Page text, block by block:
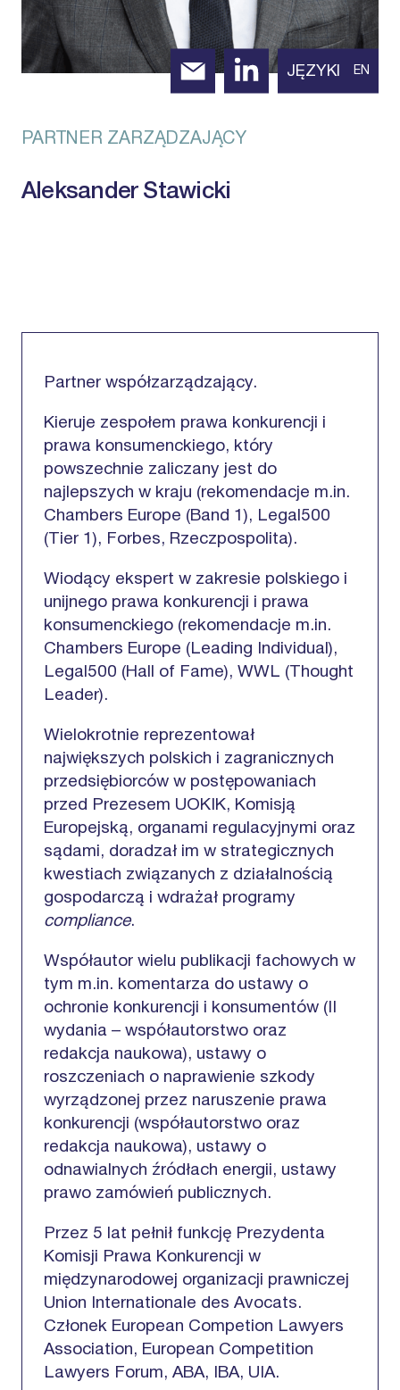
JĘZYKI EN
PARTNER ZARZĄDZAJĄCY
Aleksander Stawicki
Partner współzarządzający.
Kieruje zespołem prawa konkurencji i
prawa konsumenckiego, który
powszechnie zaliczany jest do
najlepszych w kraju (rekomendacje m.in.
Chambers Europe (Band 1), Legal500
(Tier 1), Forbes, Rzeczpospolita).
Wiodący ekspert w zakresie polskiego i
unijnego prawa konkurencji i prawa
konsumenckiego (rekomendacje m.in.
Chambers Europe (Leading Individual),
Legal500 (Hall of Fame), WWL (Thought
Leader).
Wielokrotnie reprezentował
największych polskich i zagranicznych
przedsiębiorców w postępowaniach
przed Prezesem UOKIK, Komisją
Europejską, organami regulacyjnymi oraz
sądami, doradzał im w strategicznych
kwestiach związanych z działalnością
gospodarczą i wdrażał programy
compliance.
Współautor wielu publikacji fachowych w
tym m.in. komentarza do ustawy o
ochronie konkurencji i konsumentów (II
wydania – współautorstwo oraz
redakcja naukowa), ustawy o
roszczeniach o naprawienie szkody
wyrządzonej przez naruszenie prawa
konkurencji (współautorstwo oraz
redakcja naukowa), ustawy o
odnawialnych źródłach energii, ustawy
prawo zamówień publicznych.
Przez 5 lat pełnił funkcję Prezydenta
Komisji Prawa Konkurencji w
międzynarodowej organizacji prawniczej
Union Internationale des Avocats.
Członek European Competion Lawyers
Association, European Competition
Lawyers Forum, ABA, IBA, UIA.